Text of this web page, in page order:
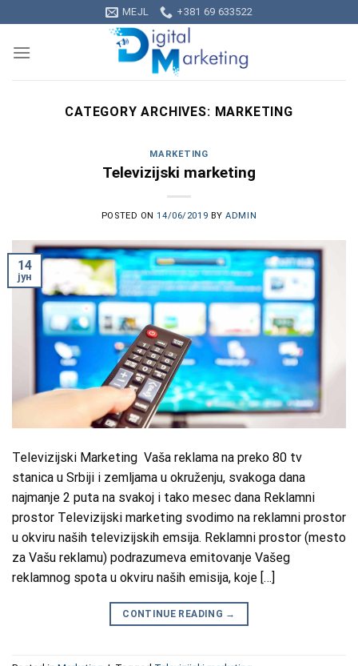
to
content
MEJL +381 69 633522
CATEGORY ARCHIVES: MARKETING
MARKETING
Televizijski marketing
POSTED ON14/06/2019 BYADMIN
14
јун
Televizijski Marketing Vaša reklama na preko 80 tv
stanica u Srbiji i zemljama u okruženju, svakoga dana
najmanje 2 puta na svakoj i tako mesec dana Reklamni
prostor Televizijski marketing svodimo na reklamni prostor
u okviru naših televizijskih emsija. Reklamni prostor (mesto
za Vašu reklamu) podrazumeva emitovanje Vašeg
reklamnog spota u okviru naših emisija, koje […]
CONTINUE READING →